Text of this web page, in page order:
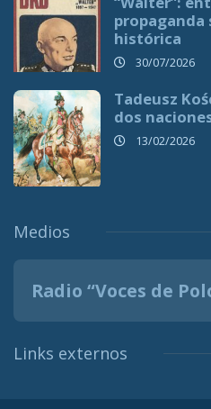
propaganda
histórica
30/07/2026
Tadeusz
dos
13/02/2026
Medios
Radio “Voces de
Links externos